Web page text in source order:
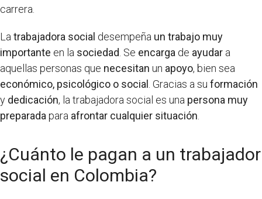
carrera.
La trabajadora social desempeña un trabajo muy
importante en la sociedad . Se encarga de ayudar a
aquellas personas que necesitan un apoyo, bien sea
económico, psicológico o social . Gracias a su formación
y dedicación, la trabajadora social es una persona muy
preparada para afrontar cualquier situación
¿Cuánto le pagan a un trabajador
social en Colombia?